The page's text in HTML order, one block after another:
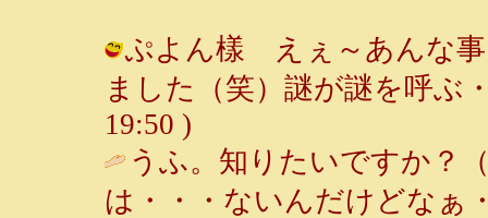
ぷよん樣 えぇ～あんな
ました（笑）謎が謎を呼ぶ
19:50 )
うふ。知りたいですか？
は・・・ないんだけどなぁ